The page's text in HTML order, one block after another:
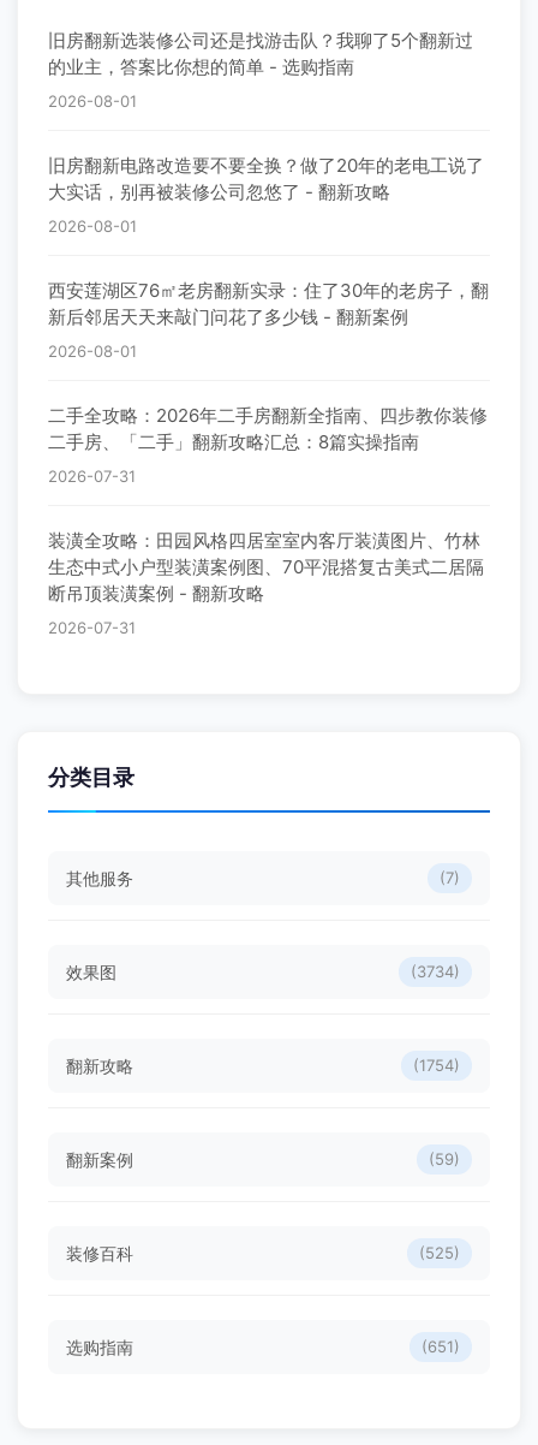
旧房翻新选装修公司还是找游击队？我聊了5个翻新过
的业主，答案比你想的简单 - 选购指南
2026-08-01
旧房翻新电路改造要不要全换？做了20年的老电工说了
大实话，别再被装修公司忽悠了 - 翻新攻略
2026-08-01
西安莲湖区76㎡老房翻新实录：住了30年的老房子，翻
新后邻居天天来敲门问花了多少钱 - 翻新案例
2026-08-01
二手全攻略：2026年二手房翻新全指南、四步教你装修
二手房、「二手」翻新攻略汇总：8篇实操指南
2026-07-31
装潢全攻略：田园风格四居室室内客厅装潢图片、竹林
生态中式小户型装潢案例图、70平混搭复古美式二居隔
断吊顶装潢案例 - 翻新攻略
2026-07-31
分类目录
其他服务 (7)
效果图 (3734)
翻新攻略 (1754)
翻新案例 (59)
装修百科 (525)
选购指南 (651)